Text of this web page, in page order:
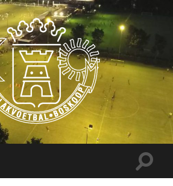
Luilakvoetbal
Boskoop
Toggle